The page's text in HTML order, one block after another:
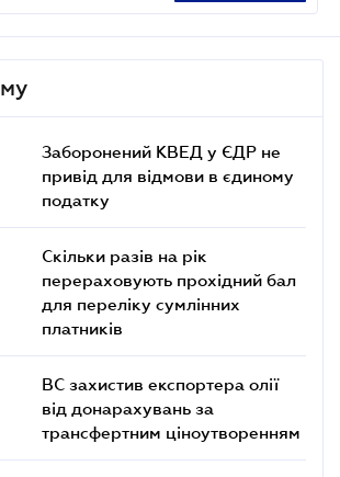
Заборонений КВЕД у ЄДР не
привід для відмови в єдиному
податку
Скільки разів на рік
перераховують прохідний бал
для переліку сумлінних
платників
ВС захистив експортера олії
від донарахувань за
трансфертним ціноутворенням